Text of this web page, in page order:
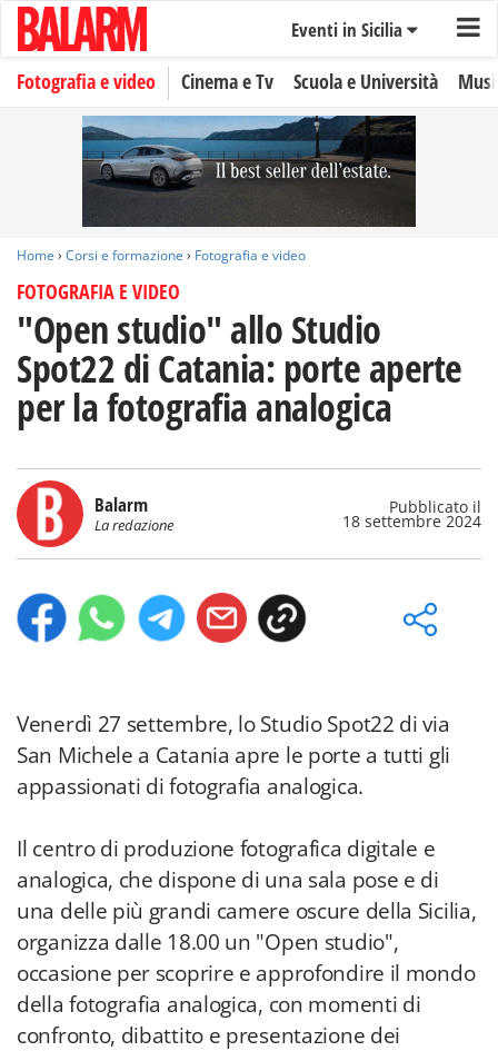
Eventi in Sicilia
Fotografia e video Cinema e Tv Scuola e Università
Home › Corsi e formazione › Fotografia e video
FOTOGRAFIA E VIDEO
"Open studio" allo Studio
Spot22 di Catania: porte aperte
per la fotografia analogica
Balarm
La redazione
Pubblicato il
18 settembre 2024
Venerdì 27 settembre, lo Studio Spot22 di via
San Michele a Catania apre le porte a tutti gli
appassionati di fotografia analogica.
Il centro di produzione fotografica digitale e
analogica, che dispone di una sala pose e di
una delle più grandi camere oscure della Sicilia,
organizza dalle 18.00 un "Open studio",
occasione per scoprire e approfondire il mondo
della fotografia analogica, con momenti di
confronto, dibattito e presentazione dei